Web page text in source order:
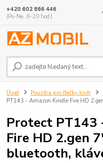
+420 602 866 446
(Po-Ne, 8-20 hod.)
Úvod Pouzdra pro čtečky knih
PT143 - Amazon Kindle Fire HD
Protect PT143
Fire HD 2.gen
bluetooth,